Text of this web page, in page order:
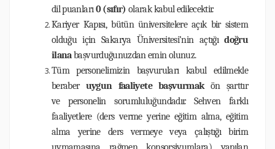
dil puanları0 (sıfır) olarak kabul edilecektir.
Kariyer Kapısı, bütün üniversitelere açık bir sistem
olduğu için Sakarya Üniversitesi’nin açtığıdoğru
ilanabaşvurduğunuzdan emin olunuz.
Tüm personelimizin başvuruları kabul edilmekle
beraber uygun faaliyete başvurmakön şarttır
ve personelin sorumluluğundadır. Sehven farklı
faaliyetlere (ders verme yerine eğitim alma, eğitim
alma yerine ders vermeye veya çalıştığı birim